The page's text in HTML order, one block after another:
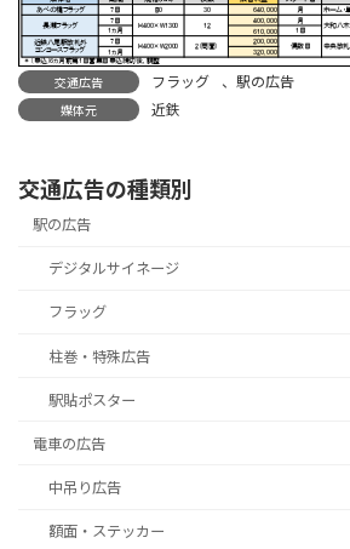
交通広告 フラッグ 、 駅の広告
媒体元 近鉄
交通広告の種類別
駅の広告
デジタルサイネージ
フラッグ
柱巻・特殊広告
駅貼ポスター
電車の広告
中吊り広告
額面・ステッカー